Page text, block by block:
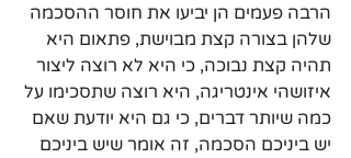
הרבה פעמים הן יביעו את חוסר ההסכמה
שלהן בצורה קצת מבוישת, פתאום היא
תהיה קצת נבוכה, כי היא לא רוצה ליצור
איזושהי אינטריגה, היא רוצה שתסכימו על
כמה שיותר דברים, כי גם היא יודעת שאם
יש ביניכם הסכמה, זה אומר שיש ביניכם